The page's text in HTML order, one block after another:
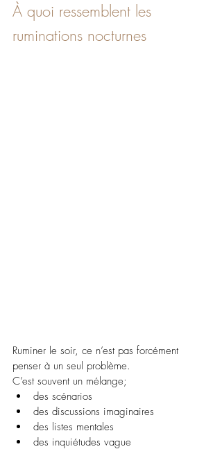
À quoi ressemblent les
ruminations nocturnes
Ruminer le soir, ce n’est pas forcément
penser à un seul problème.
C’est souvent un mélange;
des scénarios
des discussions imaginaires
des listes mentales
des inquiétudes vague